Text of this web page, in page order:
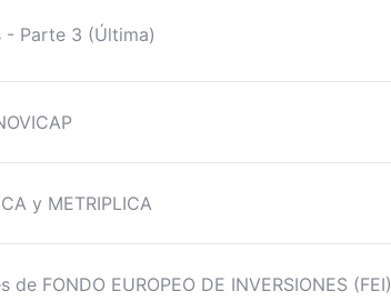
Parte 3 (Última)
y METRIPLICA
FONDO EUROPEO DE INVERSIONES (FEI)